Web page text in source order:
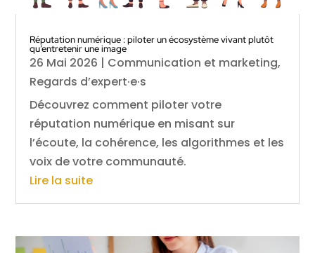
Réputation numérique : piloter un écosystème vivant plutôt
qu’entretenir une image
26 Mai 2026 | Communication et marketing,
Regards d’expert·e·s
Découvrez comment piloter votre
réputation numérique en misant sur
l’écoute, la cohérence, les algorithmes et les
voix de votre communauté.
Lire la suite